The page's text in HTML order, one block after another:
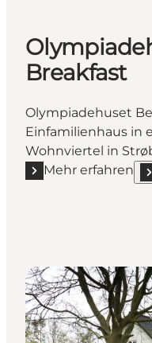
Breakfast
Olympiadehuset
Einfamilienhaus in
Wohnviertel in
Mehr erfahren
Mehr erfahren